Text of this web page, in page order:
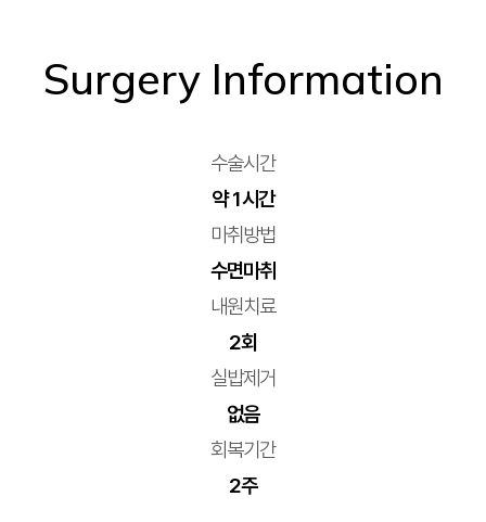
Surgery Information
수술시간
약 1시간
마취방법
수면마취
내원치료
2회
실밥제거
없음
회복기간
2주